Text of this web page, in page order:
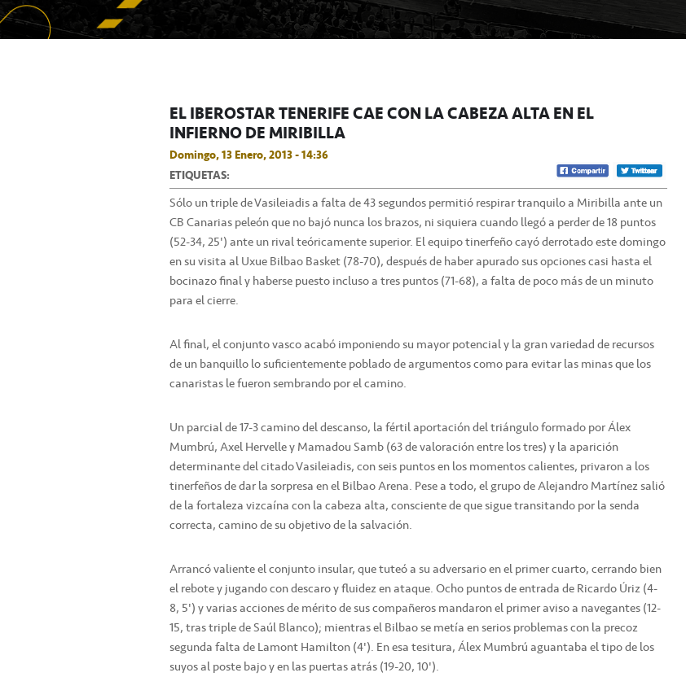
EL IBEROSTAR TENERIFE CAE CON LA CABEZA ALTA EN EL
INFIERNO DE MIRIBILLA
Domingo, 13 Enero, 2013 - 14:36
ETIQUETAS:
Sólo un triple de Vasileiadis a falta de 43 segundos permitió respirar tranquilo a Miribilla ante un
CB Canarias peleón que no bajó nunca los brazos, ni siquiera cuando llegó a perder de 18 puntos
(52-34, 25') ante un rival teóricamente superior. El equipo tinerfeño cayó derrotado este domingo
en su visita al Uxue Bilbao Basket (78-70), después de haber apurado sus opciones casi hasta el
bocinazo final y haberse puesto incluso a tres puntos (71-68), a falta de poco más de un minuto
para el cierre.
Al final, el conjunto vasco acabó imponiendo su mayor potencial y la gran variedad de recursos
de un banquillo lo suficientemente poblado de argumentos como para evitar las minas que los
canaristas le fueron sembrando por el camino.
Un parcial de 17-3 camino del descanso, la fértil aportación del triángulo formado por Álex
Mumbrú, Axel Hervelle y Mamadou Samb (63 de valoración entre los tres) y la aparición
determinante del citado Vasileiadis, con seis puntos en los momentos calientes, privaron a los
tinerfeños de dar la sorpresa en el Bilbao Arena. Pese a todo, el grupo de Alejandro Martínez salió
de la fortaleza vizcaína con la cabeza alta, consciente de que sigue transitando por la senda
correcta, camino de su objetivo de la salvación.
Arrancó valiente el conjunto insular, que tuteó a su adversario en el primer cuarto, cerrando bien
el rebote y jugando con descaro y fluidez en ataque. Ocho puntos de entrada de Ricardo Úriz (4-
8, 5') y varias acciones de mérito de sus compañeros mandaron el primer aviso a navegantes (12-
15, tras triple de Saúl Blanco); mientras el Bilbao se metía en serios problemas con la precoz
segunda falta de Lamont Hamilton (4'). En esa tesitura, Álex Mumbrú aguantaba el tipo de los
suyos al poste bajo y en las puertas atrás (19-20, 10').